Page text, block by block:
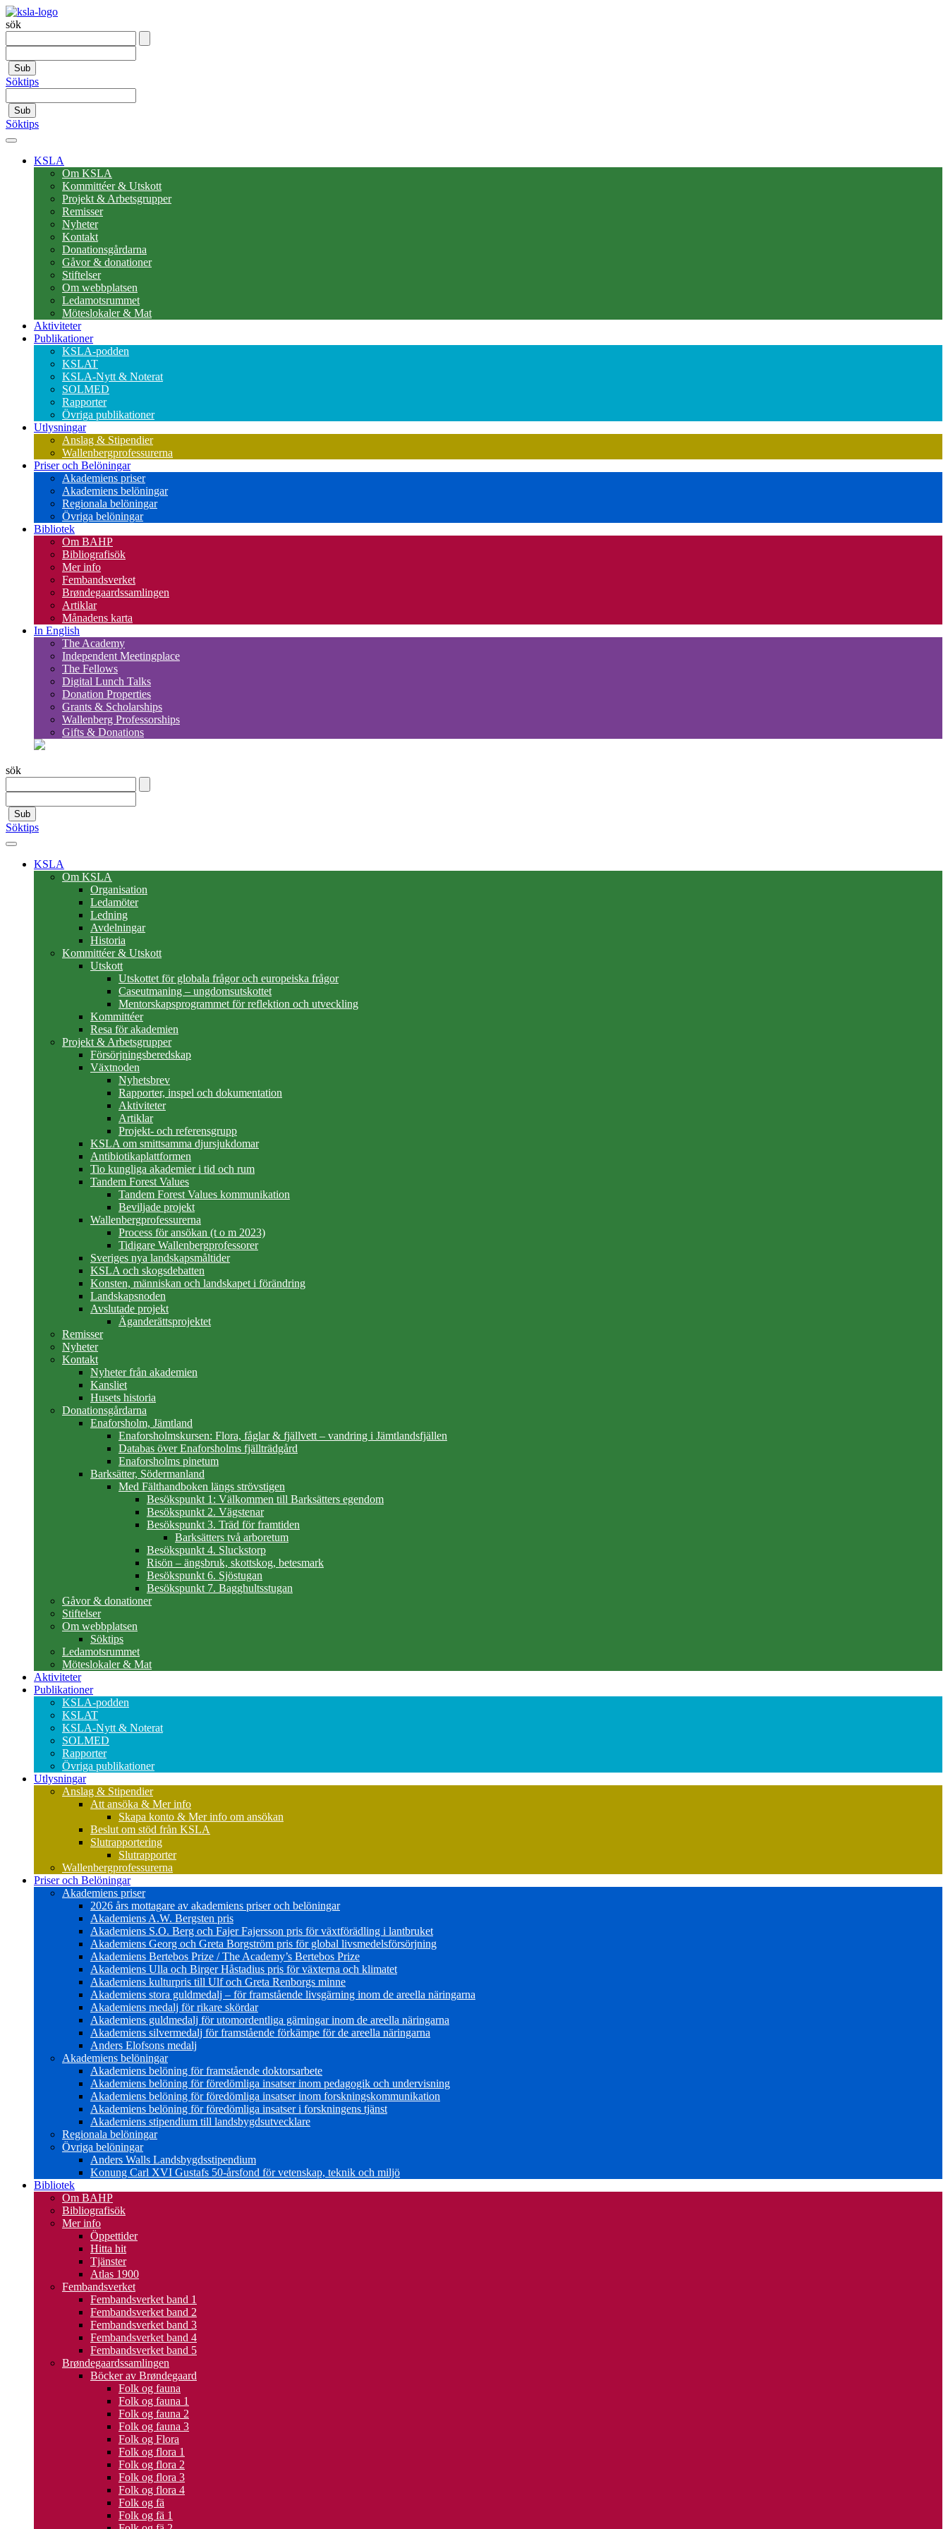
sök
Sub
Söktips
Sub
Söktips
KSLA
Om KSLA
Kommittéer & Utskott
Projekt & Arbetsgrupper
Remisser
Nyheter
Kontakt
Donationsgårdarna
Gåvor & donationer
Stiftelser
Om webbplatsen
Ledamotsrummet
Möteslokaler & Mat
Aktiviteter
Publikationer
KSLA-podden
KSLAT
KSLA-Nytt & Noterat
SOLMED
Rapporter
Övriga publikationer
Utlysningar
Anslag & Stipendier
Wallenbergprofessurerna
Priser och Belöningar
Akademiens priser
Akademiens belöningar
Regionala belöningar
Övriga belöningar
Bibliotek
Om BAHP
Bibliografisök
Mer info
Fembandsverket
Brøndegaardssamlingen
Artiklar
Månadens karta
In English
The Academy
Independent Meetingplace
The Fellows
Digital Lunch Talks
Donation Properties
Grants & Scholarships
Wallenberg Professorships
Gifts & Donations
sök
Sub
Söktips
KSLA
Om KSLA
Organisation
Ledamöter
Ledning
Avdelningar
Historia
Kommittéer & Utskott
Utskott
Utskottet för globala frågor och europeiska frågor
Caseutmaning – ungdomsutskottet
Mentorskapsprogrammet för reflektion och utveckling
Kommittéer
Resa för akademien
Projekt & Arbetsgrupper
Försörjningsberedskap
Växtnoden
Nyhetsbrev
Rapporter, inspel och dokumentation
Aktiviteter
Artiklar
Projekt- och referensgrupp
KSLA om smittsamma djursjukdomar
Antibiotikaplattformen
Tio kungliga akademier i tid och rum
Tandem Forest Values
Tandem Forest Values kommunikation
Beviljade projekt
Wallenbergprofessurerna
Process för ansökan (t o m 2023)
Tidigare Wallenbergprofessorer
Sveriges nya landskapsmåltider
KSLA och skogsdebatten
Konsten, människan och landskapet i förändring
Landskapsnoden
Avslutade projekt
Äganderättsprojektet
Remisser
Nyheter
Kontakt
Nyheter från akademien
Kansliet
Husets historia
Donationsgårdarna
Enaforsholm, Jämtland
Enaforsholmskursen: Flora, fåglar & fjällvett – vandring i Jämtlandsfjällen
Databas över Enaforsholms fjällträdgård
Enaforsholms pinetum
Barksätter, Södermanland
Med Fälthandboken längs strövstigen
Besökspunkt 1: Välkommen till Barksätters egendom
Besökspunkt 2. Vägstenar
Besökspunkt 3. Träd för framtiden
Barksätters två arboretum
Besökspunkt 4. Sluckstorp
Risön – ängsbruk, skottskog, betesmark
Besökspunkt 6. Sjöstugan
Besökspunkt 7. Bagghultsstugan
Gåvor & donationer
Stiftelser
Om webbplatsen
Söktips
Ledamotsrummet
Möteslokaler & Mat
Aktiviteter
Publikationer
KSLA-podden
KSLAT
KSLA-Nytt & Noterat
SOLMED
Rapporter
Övriga publikationer
Utlysningar
Anslag & Stipendier
Att ansöka & Mer info
Skapa konto & Mer info om ansökan
Beslut om stöd från KSLA
Slutrapportering
Slutrapporter
Wallenbergprofessurerna
Priser och Belöningar
Akademiens priser
2026 års mottagare av akademiens priser och belöningar
Akademiens A.W. Bergsten pris
Akademiens S.O. Berg och Fajer Fajersson pris för växtförädling i lantbruket
Akademiens Georg och Greta Borgström pris för global livsmedelsförsörjning
Akademiens Bertebos Prize / The Academy’s Bertebos Prize
Akademiens Ulla och Birger Håstadius pris för växterna och klimatet
Akademiens kulturpris till Ulf och Greta Renborgs minne
Akademiens stora guldmedalj – för framstående livsgärning inom de areella näringarna
Akademiens medalj för rikare skördar
Akademiens guldmedalj för utomordentliga gärningar inom de areella näringarna
Akademiens silvermedalj för framstående förkämpe för de areella näringarna
Anders Elofsons medalj
Akademiens belöningar
Akademiens belöning för framstående doktorsarbete
Akademiens belöning för föredömliga insatser inom pedagogik och undervisning
Akademiens belöning för föredömliga insatser inom forskningskommunikation
Akademiens belöning för föredömliga insatser i forskningens tjänst
Akademiens stipendium till landsbygdsutvecklare
Regionala belöningar
Övriga belöningar
Anders Walls Landsbygdsstipendium
Konung Carl XVI Gustafs 50-årsfond för vetenskap, teknik och miljö
Bibliotek
Om BAHP
Bibliografisök
Mer info
Öppettider
Hitta hit
Tjänster
Atlas 1900
Fembandsverket
Fembandsverket band 1
Fembandsverket band 2
Fembandsverket band 3
Fembandsverket band 4
Fembandsverket band 5
Brøndegaardssamlingen
Böcker av Brøndegaard
Folk og fauna
Folk og fauna 1
Folk og fauna 2
Folk og fauna 3
Folk og Flora
Folk og flora 1
Folk og flora 2
Folk og flora 3
Folk og flora 4
Folk og fä
Folk og fä 1